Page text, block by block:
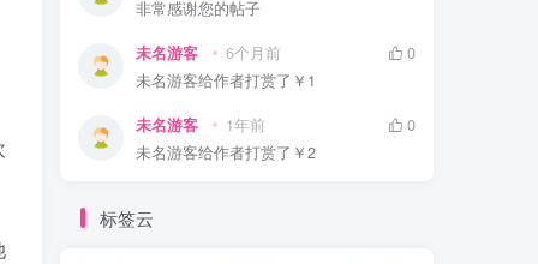
非常感谢您的帖子
未名游客 6个月前
0
未名游客给作者打赏了 ￥1
未名游客 1年前
0
未名游客给作者打赏了 ￥2
标签云